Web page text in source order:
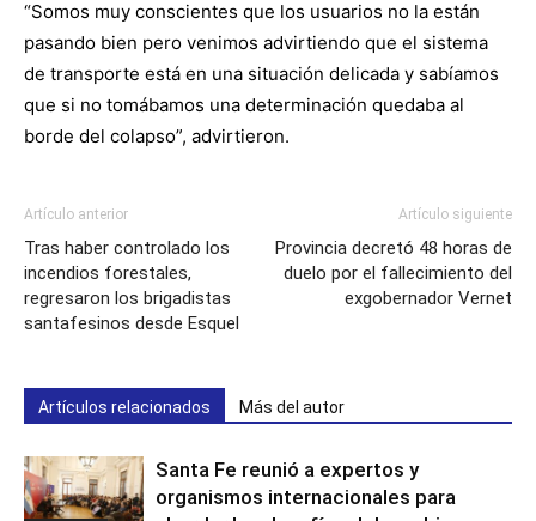
“Somos muy conscientes que los usuarios no la están
pasando bien pero venimos advirtiendo que el sistema
de transporte está en una situación delicada y sabíamos
que si no tomábamos una determinación quedaba al
borde del colapso”, advirtieron.
Artículo anterior
Tras haber controlado los
incendios forestales,
regresaron los brigadistas
santafesinos desde Esquel
Artículo siguiente
Provincia decretó 48 horas de
duelo por el fallecimiento del
exgobernador Vernet
Artículos relacionados Más del autor
Santa Fe reunió a expertos y
organismos internacionales para